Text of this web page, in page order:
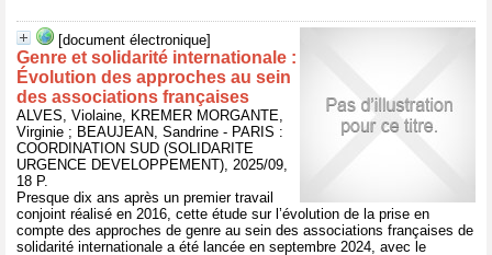
[document électronique]
Genre et solidarité internationale :
Évolution des approches au sein
des associations françaises
ALVES, Violaine, KREMER MORGANTE,
Virginie ; BEAUJEAN, Sandrine - PARIS :
COORDINATION SUD (SOLIDARITE
URGENCE DEVELOPPEMENT), 2025/09,
18 P.
Presque dix ans après un premier travail
conjoint réalisé en 2016, cette étude sur l’évolution de la prise en
compte des approches de genre au sein des associations françaises de
solidarité internationale a été lancée en septembre 2024, avec le